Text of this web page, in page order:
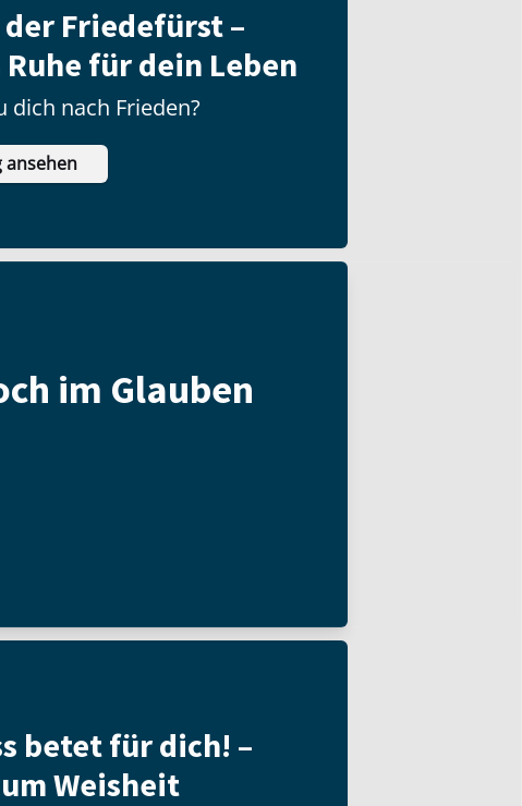
Friedefürst –
Ruhe für dein Leben
dich nach Frieden?
ansehen
im Glauben
betet für dich! –
Weisheit